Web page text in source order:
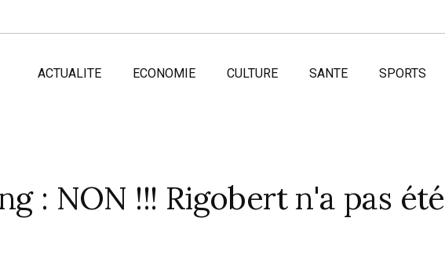
ACTUALITE ECONOMIE CULTURE SANTE SPORTS
: NON !!! Rigobert n'a pas été